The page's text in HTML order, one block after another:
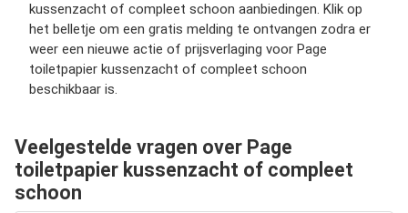
kussenzacht of compleet schoon aanbiedingen. Klik op
het belletje om een gratis melding te ontvangen zodra er
weer een nieuwe actie of prijsverlaging voor Page
toiletpapier kussenzacht of compleet schoon
beschikbaar is.
Veelgestelde vragen over Page
toiletpapier kussenzacht of compleet
schoon